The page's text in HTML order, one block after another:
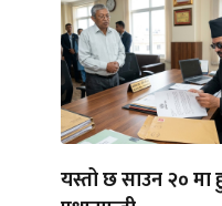
यस्तो छ साउन २० मा